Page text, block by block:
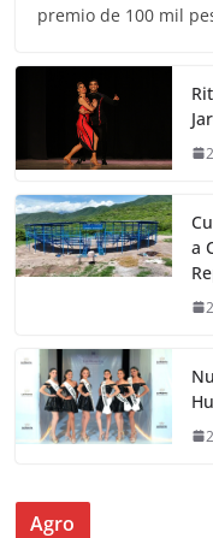
premio de 100 mil
a
Agro